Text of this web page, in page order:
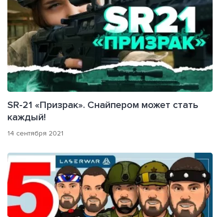
SR-21 «Призрак». Снайпером может стать
каждый!
14 сентября 2021